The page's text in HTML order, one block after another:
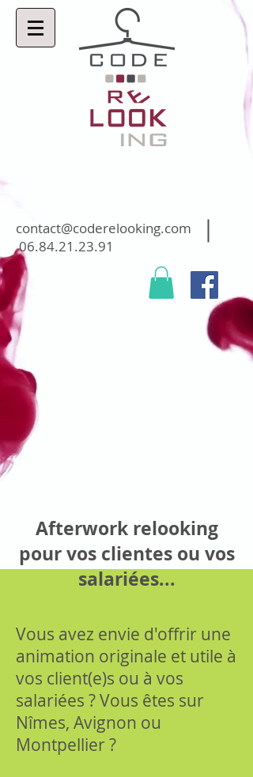
contact@coderelooking.com
06.84.21.23.91
Afterwork relooking
pour vos clientes ou vos
salariées...
Vous avez envie d'offrir une
animation originale et utile à
vos client(e)s ou à vos
salariées ? Vous êtes sur
Nîmes, Avignon ou
Montpellier ?